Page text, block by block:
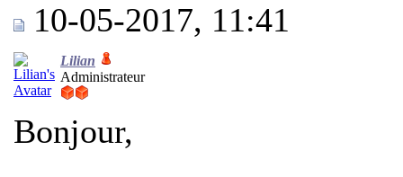
10-05-2017, 11:41
Lilian
Administrateur
Bonjour,